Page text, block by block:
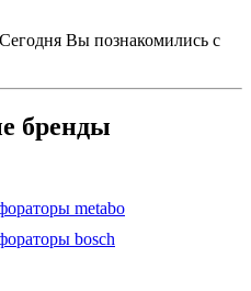
Вы познакомились с
бренды